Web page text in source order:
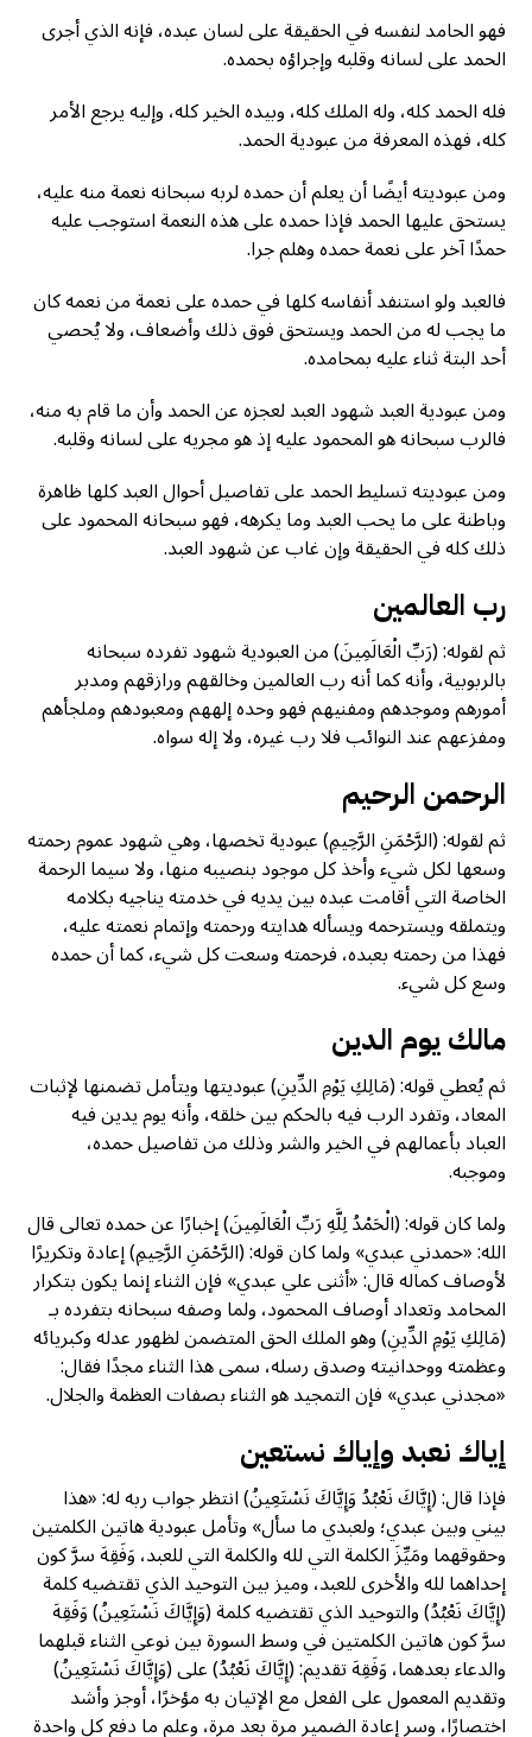
فهو الحامد لنفسه في الحقيقة على لسان عبده، فإنه الذي أجرى
الحمد على لسانه وقلبه وإجراؤه بحمده.
فله الحمد كله، وله الملك كله، وبيده الخير كله، وإليه يرجع الأمر
كله، فهذه المعرفة من عبودية الحمد.
ومن عبوديته أيضًا أن يعلم أن حمده لربه سبحانه نعمة منه عليه،
يستحق عليها الحمد فإذا حمده على هذه النعمة استوجب عليه
حمدًا آخر على نعمة حمده وهلم جرا.
فالعبد ولو استنفد أنفاسه كلها في حمده على نعمة من نعمه كان
ما يجب له من الحمد ويستحق فوق ذلك وأضعاف، ولا يُحصي
أحد البتة ثناء عليه بمحامده.
ومن عبودية العبد شهود العبد لعجزه عن الحمد وأن ما قام به منه،
فالرب سبحانه هو المحمود عليه إذ هو مجريه على لسانه وقلبه.
ومن عبوديته تسليط الحمد على تفاصيل أحوال العبد كلها ظاهرة
وباطنة على ما يحب العبد وما يكرهه، فهو سبحانه المحمود على
ذلك كله في الحقيقة وإن غاب عن شهود العبد.
رب العالمين
ثم لقوله: (رَبِّ الْعَالَمِينَ) من العبودية شهود تفرده سبحانه
بالربوبية، وأنه كما أنه رب العالمين وخالقهم ورازقهم ومدبر
أمورهم وموجدهم ومفنيهم فهو وحده إلههم ومعبودهم وملجأهم
ومفزعهم عند النوائب فلا رب غيره، ولا إله سواه.
الرحمن الرحيم
ثم لقوله: (الرَّحْمَنِ الرَّحِيمِ) عبودية تخصها، وهي شهود عموم رحمته
وسعها لكل شيء وأخذ كل موجود بنصيبه منها، ولا سيما الرحمة
الخاصة التي أقامت عبده بين يديه في خدمته يناجيه بكلامه
ويتملقه ويسترحمه ويسأله هدايته ورحمته وإتمام نعمته عليه،
فهذا من رحمته بعبده، فرحمته وسعت كل شيء، كما أن حمده
وسع كل شيء.
مالك يوم الدين
ثم يُعطي قوله: (مَالِكِ يَوْمِ الدِّينِ) عبوديتها ويتأمل تضمنها لإثبات
المعاد، وتفرد الرب فيه بالحكم بين خلقه، وأنه يوم يدين فيه
العباد بأعمالهم في الخير والشر وذلك من تفاصيل حمده،
وموجبه.
ولما كان قوله: (الْحَمْدُ لِلَّهِ رَبِّ الْعَالَمِينَ) إخبارًا عن حمده تعالى قال
الله: «حمدني عبدي» ولما كان قوله: (الرَّحْمَنِ الرَّحِيمِ) إعادة وتكريرًا
لأوصاف كماله قال: «أثنى علي عبدي» فإن الثناء إنما يكون بتكرار
المحامد وتعداد أوصاف المحمود، ولما وصفه سبحانه بتفرده بـ
(مَالِكِ يَوْمِ الدِّينِ) وهو الملك الحق المتضمن لظهور عدله وكبريائه
وعظمته ووحدانيته وصدق رسله، سمى هذا الثناء مجدًا فقال:
«مجدني عبدي» فإن التمجيد هو الثناء بصفات العظمة والجلال.
إياك نعبد وإياك نستعين
فإذا قال: (إِيَّاكَ نَعْبُدُ وَإِيَّاكَ نَسْتَعِينُ) انتظر جواب ربه له: «هذا
بيني وبين عبدي؛ ولعبدي ما سأل» وتأمل عبودية هاتين الكلمتين
وحقوقهما ومَيِّزَ الكلمة التي لله والكلمة التي للعبد، وَفَقِهَ سرَّ كون
إحداهما لله والأخرى للعبد، وميز بين التوحيد الذي تقتضيه كلمة
(إِيَّاكَ نَعْبُدُ) والتوحيد الذي تقتضيه كلمة (وَإِيَّاكَ نَسْتَعِينُ) وَفَقِهَ
سرَّ كون هاتين الكلمتين في وسط السورة بين نوعي الثناء قبلهما
والدعاء بعدهما، وَفَقِهَ تقديم: (إِيَّاكَ نَعْبُدُ) على (وَإِيَّاكَ نَسْتَعِينُ)
وتقديم المعمول على الفعل مع الإتيان به مؤخرًا، أوجز وأشد
اختصارًا، وسر إعادة الضمير مرة بعد مرة، وعلم ما دفع كل واحدة